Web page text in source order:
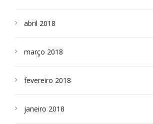
abril 2018
março 2018
fevereiro 2018
janeiro 2018